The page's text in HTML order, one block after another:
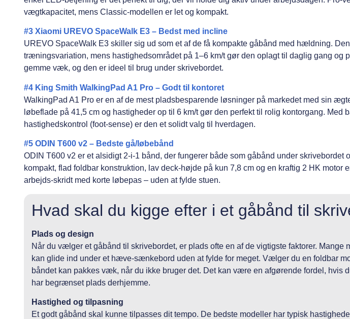
vægtkapacitet, mens Classic-modellen er let og kompakt.
#3 Xiaomi UREVO SpaceWalk E3 – Bedst med incline
UREVO SpaceWalk E3 skiller sig ud som et af de få kompakte gåbånd med hældning.
træningsvariation, mens hastighedsområdet på 1–6 km/t gør den oplagt til daglig gang og
gemme væk, og den er ideel til brug under skrivebordet.
#4 King Smith WalkingPad A1 Pro – Godt til kontoret
WalkingPad A1 Pro er en af de mest pladsbesparende løsninger på markedet med sin
løbeflade på 41,5 cm og hastigheder op til 6 km/t gør den perfekt til rolig kontorgang. Med
hastighedskontrol (foot-sense) er den et solidt valg til hverdagen.
#5 ODIN T600 v2 – Bedste gå/løbebånd
ODIN T600 v2 er et alsidigt 2-i-1 bånd, der fungerer både som gåbånd under skrivebordet
kompakt, flad foldbar konstruktion, lav deck-højde på kun 7,8 cm og en kraftig 2 HK motor
arbejds-skridt med korte løbepas – uden at fylde stuen.
Hvad skal du kigge efter i et gåbånd til
Plads og design
Når du vælger et gåbånd til skrivebordet, er plads ofte en af de vigtigste faktorer. Mange
kan glide ind under et hæve-sænkebord uden at fylde for meget. Vælger du en foldbar
båndet kan pakkes væk, når du ikke bruger det. Det kan være en afgørende fordel, hvis
har begrænset plads derhjemme.
Hastighed og tilpasning
Et godt gåbånd skal kunne tilpasses dit tempo. De bedste modeller har typisk